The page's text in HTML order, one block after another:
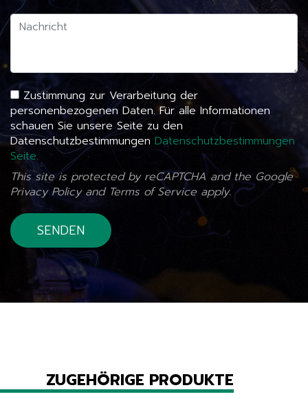
Zustimmung zur Verarbeitung der
personenbezogenen Daten. Für alle Informationen
schauen Sie unsere Seite zu den
Datenschutzbestimmungen Datenschutzbestimmungen
Seite.
This site is protected by reCAPTCHA and the Google
Privacy Policyand Terms of Service apply.
ZUGEHÖRIGE PRODUKTE